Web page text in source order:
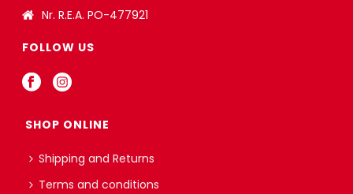
Nr. R.E.A. PO-477921
FOLLOW US
SHOP ONLINE
Shipping and Returns
Terms and conditions